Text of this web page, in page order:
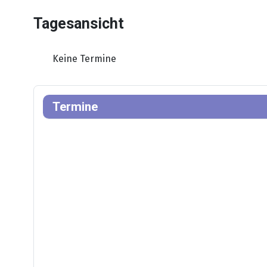
Tagesansicht
Keine Termine
Termine